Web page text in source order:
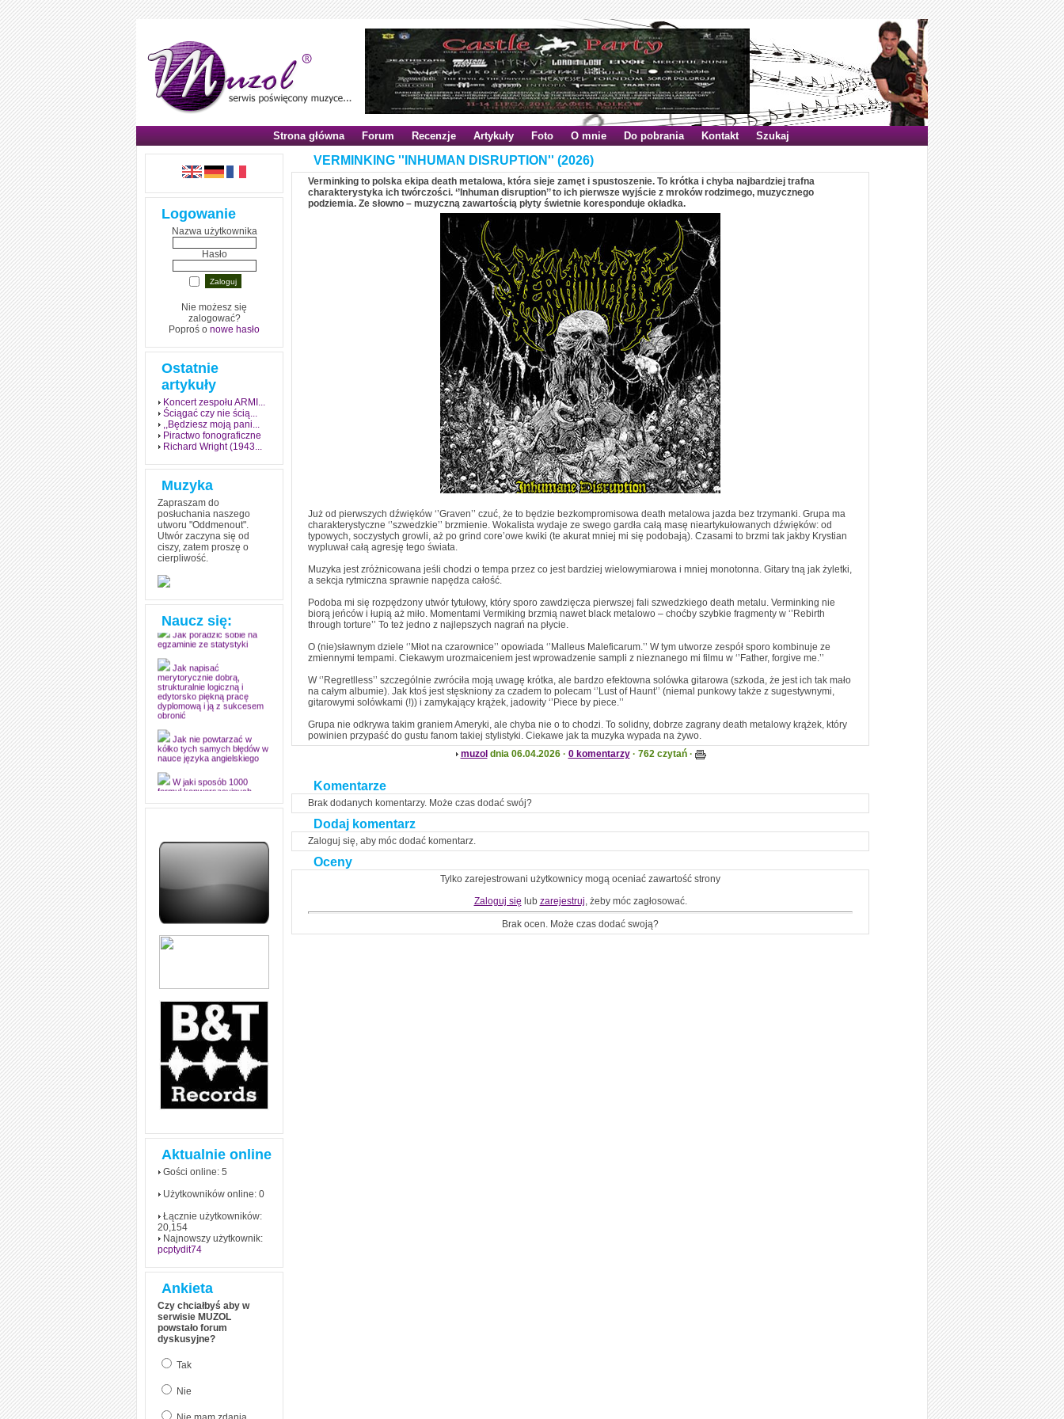
Strona główna Forum Recenzje Artykuły Foto O mnie Do pobrania Kontakt Szukaj
Logowanie
Nazwa użytkownika
Hasło
Nie możesz się
zalogować?
Poproś o nowe hasło
Ostatnie
artykuły
Koncert zespołu ARMI...
Ściągać czy nie ścią...
,,Będziesz moją pani...
Piractwo fonograficzne
Richard Wright (1943...
Muzyka
Zapraszam do
posłuchania naszego
utworu "Oddmenout".
Utwór zaczyna się od
ciszy, zatem proszę o
cierpliwość.
Naucz się:
Jak stworzyć fenomen
grozy w muzyce
egzamin? Poznaj metody
mistrzów
Jak poradzić sobie na
egzaminie ze statystyki
Jak napisać
merytorycznie dobrą,
strukturalnie logiczną i
edytorsko piękną pracę
dyplomową i ją z sukcesem
obronić
Jak nie powtarzać w
kółko tych samych błędów w
nauce języka angielskiego
W jaki sposób 1000
pozwoli Ci opanować język
zapamiętasz
zrozumiale wytłumaczył, na
(reported speech) w języku
angielskim
dłużej!
Aktualnie online
Gości online: 5
Użytkowników online: 0
Łącznie użytkowników:
20,154
Najnowszy użytkownik:
pcptydit74
Ankieta
Czy chciałbyś aby w
serwisie MUZOL
powstało forum
dyskusyjne?
Tak
Nie
VERMINKING ''INHUMAN DISRUPTION'' (2026)
Verminking to polska ekipa death metalowa, która sieje zamęt i spustoszenie. To krótka i chyba najbardziej trafna
charakterystyka ich twórczości. ‘’Inhuman disruption’’ to ich pierwsze wyjście z mroków rodzimego, muzycznego
podziemia. Ze słowno – muzyczną zawartością płyty świetnie koresponduje okładka.
Już od pierwszych dźwięków ‘’Graven’’ czuć, że to będzie bezkompromisowa death metalowa jazda bez trzymanki. Grupa ma
charakterystyczne ‘’szwedzkie’’ brzmienie. Wokalista wydaje ze swego gardła całą masę nieartykułowanych dźwięków: od
typowych, soczystych growli, aż po grind core’owe kwiki (te akurat mniej mi się podobają). Czasami to brzmi tak jakby Krystian
wypluwał całą agresję tego świata.
Muzyka jest zróżnicowana jeśli chodzi o tempa przez co jest bardziej wielowymiarowa i mniej monotonna. Gitary tną jak żyletki,
a sekcja rytmiczna sprawnie napędza całość.
Podoba mi się rozpędzony utwór tytułowy, który sporo zawdzięcza pierwszej fali szwedzkiego death metalu. Verminking nie
biorą jeńców i łupią aż miło. Momentami Vermiking brzmią nawet black metalowo – choćby szybkie fragmenty w ‘’Rebirth
through torture’’ To też jedno z najlepszych nagrań na płycie.
O (nie)sławnym dziele ‘’Młot na czarownice’’ opowiada ‘’Malleus Maleficarum.’’ W tym utworze zespół sporo kombinuje ze
zmiennymi tempami. Ciekawym urozmaiceniem jest wprowadzenie sampli z nieznanego mi filmu w ‘’Father, forgive me.’’
W ‘’Regretlless’’ szczególnie zwróciła moją uwagę krótka, ale bardzo efektowna solówka gitarowa (szkoda, że jest ich tak mało
na całym albumie). Jak ktoś jest stęskniony za czadem to polecam ‘’Lust of Haunt’’ (niemal punkowy także z sugestywnymi,
gitarowymi solówkami (!)) i zamykający krążek, jadowity ‘’Piece by piece.’’
Grupa nie odkrywa takim graniem Ameryki, ale chyba nie o to chodzi. To solidny, dobrze zagrany death metalowy krążek, który
powinien przypaść do gustu fanom takiej stylistyki. Ciekawe jak ta muzyka wypada na żywo.
muzol dnia 06.04.2026 · 0 komentarzy· 762 czytań ·
Komentarze
Brak dodanych komentarzy. Może czas dodać swój?
Dodaj komentarz
Zaloguj się, aby móc dodać komentarz.
Oceny
Tylko zarejestrowani użytkownicy mogą oceniać zawartość strony
Zaloguj się lub zarejestruj, żeby móc zagłosować.
Brak ocen. Może czas dodać swoją?